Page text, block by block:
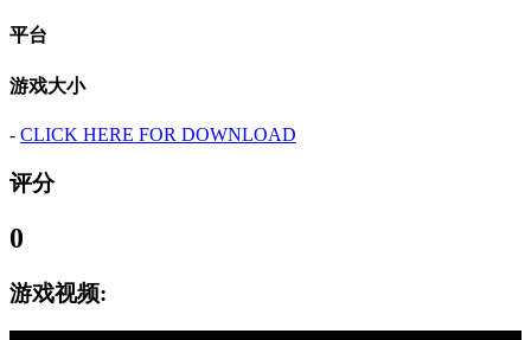
平台
游戏大小
- CLICK HERE FOR DOWNLOAD
评分
0
游戏视频: